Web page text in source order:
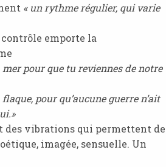
« un rythme régulier, qui varie
emporte la
mer pour que tu reviennes de notre
pour qu’aucune guerre n’ait
des vibrations qui permettent de
imagée, sensuelle. Un